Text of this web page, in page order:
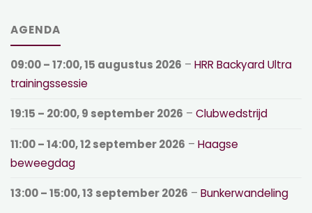
AGENDA
09:00– 17:00,15 augustus 2026 –HRR Backyard Ultra
trainingssessie
19:15 – 20:00,9 september 2026 –Clubwedstrijd
11:00– 14:00,12 september 2026 –Haagse
beweegdag
13:00– 15:00,13 september 2026 –Bunkerwandeling